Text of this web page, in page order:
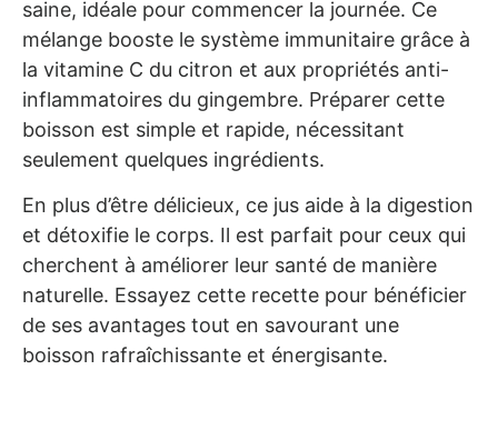
saine, idéale pour commencer la journée. Ce
mélange booste le système immunitaire grâce à
la vitamine C du citron et aux propriétés anti-
inflammatoires du gingembre. Préparer cette
boisson est simple et rapide, nécessitant
seulement quelques ingrédients.
En plus d’être délicieux, ce jus aide à la digestion
et détoxifie le corps. Il est parfait pour ceux qui
cherchent à améliorer leur santé de manière
naturelle. Essayez cette recette pour bénéficier
de ses avantages tout en savourant une
boisson rafraîchissante et énergisante.